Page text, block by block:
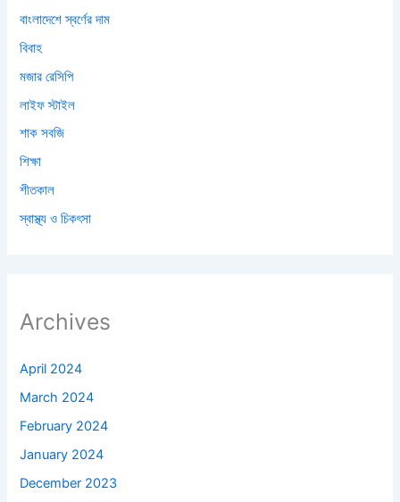
বাংলাদেশে স্বর্ণের দাম
বিবাহ
মজার রেসিপি
লাইফ স্টাইল
শাক সবজি
শিক্ষা
শীতকাল
স্বাস্থ্য ও চিকৎসা
Archives
April 2024
March 2024
February 2024
January 2024
December 2023